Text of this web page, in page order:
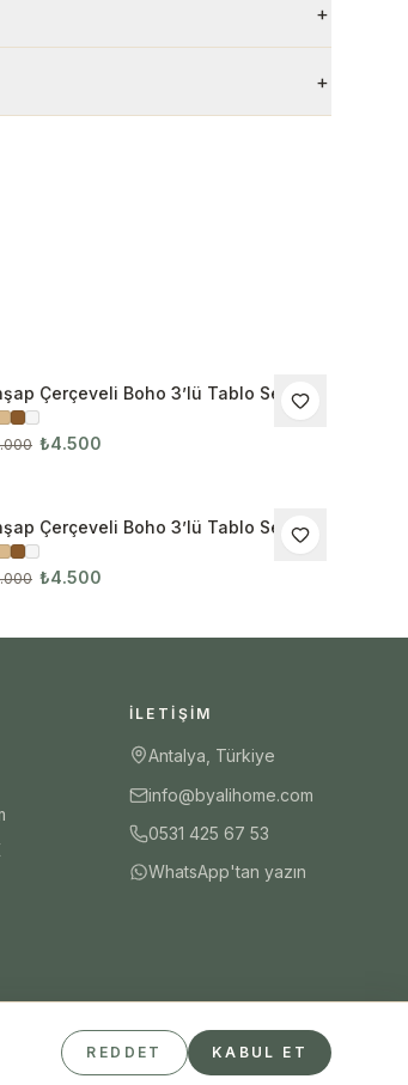
+
+
İNDIRIMÇerçeveli Boho 3’lü Tablo Seti
₺4.500
İNDIRIMÇerçeveli Boho 3’lü Tablo Seti
₺4.500
İLETIŞIM
Antalya, Türkiye
info@byalihome.com
0531 425 67 53
WhatsApp'tan yazın
Visa Mastercard Havale/EFT
REDDET KABUL ET